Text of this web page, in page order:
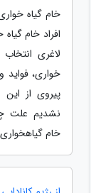
خام گیاه
افراد خام
لاغری
خواری،
پیروی از
نشدیم علت
خام